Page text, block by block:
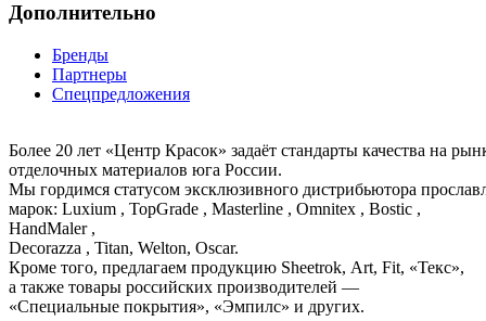
Дополнительно
Бренды
Партнеры
Спецпредложения
Более 20 лет «Центр Красок» задаёт стандарты качества на
отделочных материалов юга России.
Мы гордимся статусом эксклюзивного дистрибьютора
марок: Luxium , TopGrade , Masterline , Omnitex , Bostic ,
HandMaler ,
Decorazza , Titan, Welton, Oscar.
Кроме того, предлагаем продукцию Sheetrok, Art, Fit, «Текс»,
а также товары российских производителей —
«Специальные покрытия», «Эмпилс» и других.